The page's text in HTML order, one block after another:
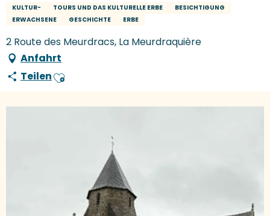
KULTUR- TOURS UND DAS KULTURELLE ERBE
BESICHTIGUNG
ERWACHSENE
GESCHICHTE ERBE
2 Route des Meurdracs, La Meurdraquière
Anfahrt
TeilenAjouter aux favoris